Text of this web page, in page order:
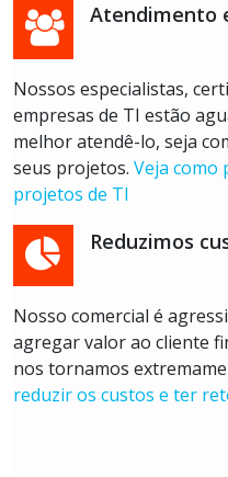
Atendimento
Nossos especialistas,
empresas de TI estão
melhor atendê-lo, seja
seus projetos. Veja como
projetos de TI
Reduzimos
Nosso comercial é
agregar valor ao cliente
nos tornamos
reduzir os custos e ter